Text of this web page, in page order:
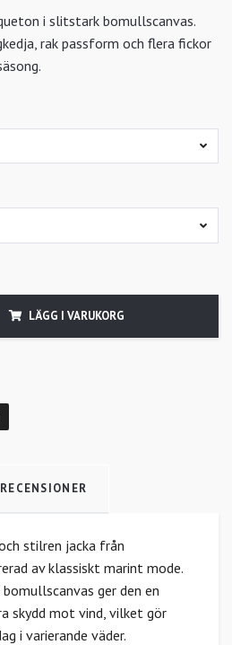
i slitstark bomullscanvas.
rak passform och flera fickor
LÄGG I VARUKORG
RECENSIONER
stilren jacka från
av klassiskt marint mode.
ger den en
skydd mot vind, vilket gör
i varierande väder.